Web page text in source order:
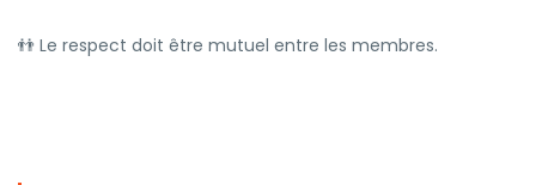
👬 Le respect doit être mutuel entre les membres.